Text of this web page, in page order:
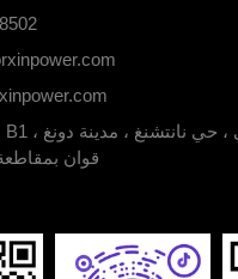
طريقة الاتصال: 189 2295 8502
قوان